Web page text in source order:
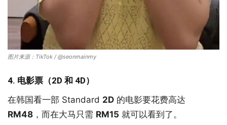
图片来源：TikTok / @seonmainmy
4. 电影票（2D 和 4D）
在韩国看一部 Standard 2D 的电影要花费高达
RM48 ，而在大马只需 RM15 就可以看到了。